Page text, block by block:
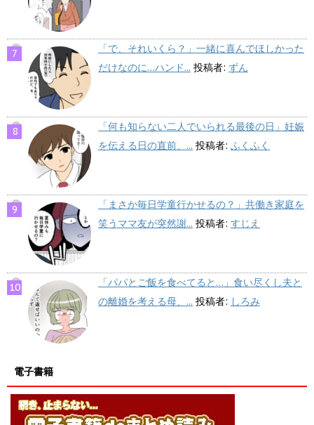
「で、それいくら？」一緒に喜んでほしかった
だけなのに…ハンド... 投稿者: ずん
「何も知らない二人でいられる最後の日」妊娠
を伝える日の直前、... 投稿者: ふくふく
「まさか毎日学童行かせるの？」共働き家庭を
笑うママ友が突然謝... 投稿者: すじえ
「パパとご飯を食べてると…」食い尽くし夫と
の離婚を考える母、... 投稿者: しろみ
電子書籍